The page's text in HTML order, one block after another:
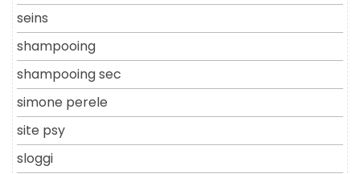
seins
shampooing
shampooing sec
simone perele
site psy
sloggi